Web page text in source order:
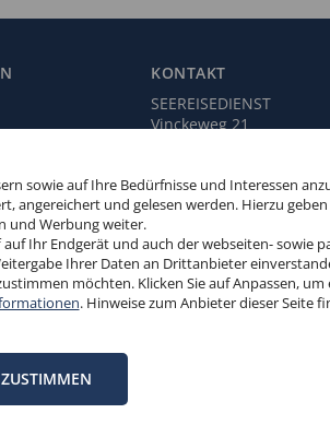
KONTAKT
SEEREISEDIENST
Vinckeweg 21
Buchungsservice:0203 /
(Mo. bis Fr. von 9.00 bis
So. von 10.00 bis 13.00
außer feiertags)
Datenschutz-Einstellungen
sowie auf Ihre Bedürfnisse und Interessen
angereichert und gelesen werden. Hierzu
und Werbung weiter.
Ihr Endgerät und auch der webseiten- sowie
Ihrer Daten an Drittanbieter
möchten. Klicken Sie auf Anpassen, um
. Hinweise zum Anbieter dieser Seite
ZUSTIMMEN